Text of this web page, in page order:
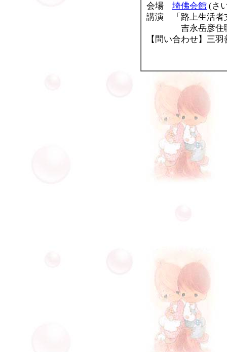
会場 埼佛会館 (さ
講演 「路上生活者
吉永岳彦住職(
【問い合わせ】三